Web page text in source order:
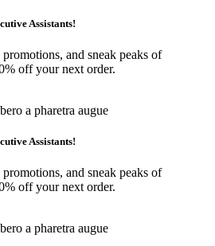
Assistants!
and sneak peaks of
off your next order.
a pharetra augue
Assistants!
and sneak peaks of
off your next order.
a pharetra augue